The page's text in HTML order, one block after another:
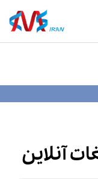
آنلاین